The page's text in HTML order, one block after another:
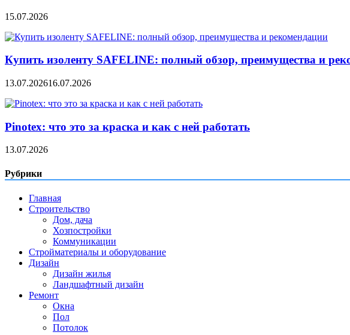
15.07.2026
Купить изоленту SAFELINE: полный обзор, преимущества и
13.07.202616.07.2026
Pinotex: что это за краска и как с ней работать
13.07.2026
Рубрики
Главная
Строительство
Дом, дача
Хозпостройки
Коммуникации
Стройматериалы и оборудование
Дизайн
Дизайн жилья
Ландшафтный дизайн
Ремонт
Окна
Пол
Потолок